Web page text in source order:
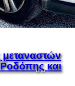
μεταναστών
και